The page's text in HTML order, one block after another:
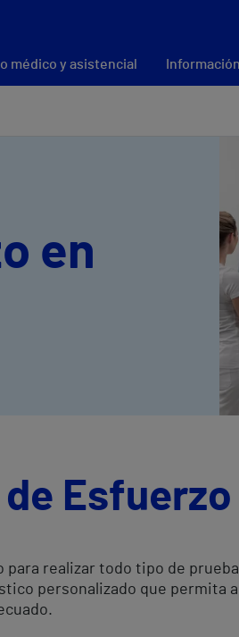
médico y asistencial
en
realizar todo tipo de
personalizado que permita